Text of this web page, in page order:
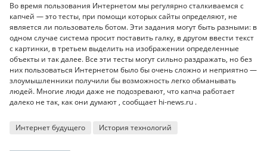
Во время пользования Интернетом мы регулярно сталкиваемся с
капчей — это тесты, при помощи которых сайты определяют, не
является ли пользователь ботом. Эти задания могут быть разными: в
одном случае система просит поставить галку, в другом ввести текст
с картинки, в третьем выделить на изображении определенные
объекты и так далее. Все эти тесты могут сильно раздражать, но без
них пользоваться Интернетом было бы очень сложно и неприятно —
злоумышленники получили бы возможность легко обманывать
людей. Многие люди даже не подозревают, что капча работает
далеко не так, как они думают , сообщает hi-news.ru .
Интернет будущего История технологий